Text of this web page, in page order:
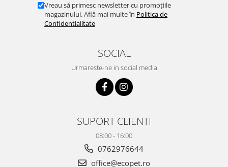
Vreau să primesc newsletter cu promoțiile
magazinului. Află mai multe în Politica de
Confidentialitate
SOCIAL
Urmareste-ne in social media
SUPORT CLIENTI
08:00 - 16:00
0762976644
office@ecopet.ro